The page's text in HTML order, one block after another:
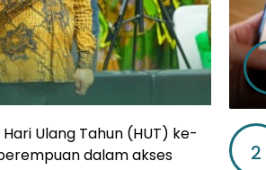
Hari Ulang Tahun (HUT) ke-
dalam akses
2